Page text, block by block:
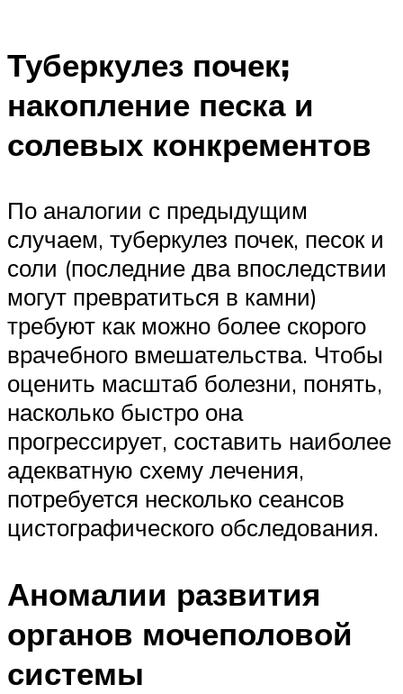
Туберкулез почек;
накопление песка и
солевых конкрементов
По аналогии с предыдущим
случаем, туберкулез почек, песок и
соли (последние два впоследствии
могут превратиться в камни)
требуют как можно более скорого
врачебного вмешательства. Чтобы
оценить масштаб болезни, понять,
насколько быстро она
прогрессирует, составить наиболее
адекватную схему лечения,
потребуется несколько сеансов
цистографического обследования.
Аномалии развития
органов мочеполовой
системы